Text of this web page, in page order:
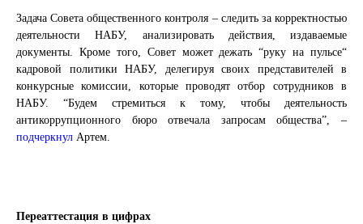
Задача Совета общественного контроля – следить за корректностью
деятельности НАБУ, анализировать действия, издаваемые
документы. Кроме того, Совет может дежать “руку на пульсе“
кадровой политики НАБУ, делегируя своих представителей в
конкурсные комиссии, которые проводят отбор сотрудников в
НАБУ. “Будем стремиться к тому, чтобы деятельность
антикоррупционного бюро отвечала запросам общества”, –
подчеркнул Артем.
Переаттестация в цифрах